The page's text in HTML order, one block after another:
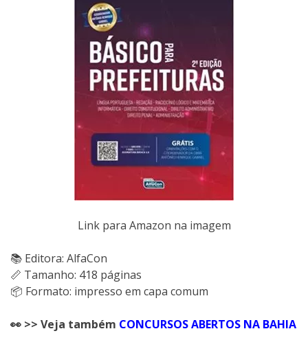
Link para Amazon na imagem
📚 Editora: AlfaCon
📏 Tamanho: 418 páginas
📦 Formato: impresso em capa comum
👀 >> Veja também CONCURSOS ABERTOS NA BAHIA